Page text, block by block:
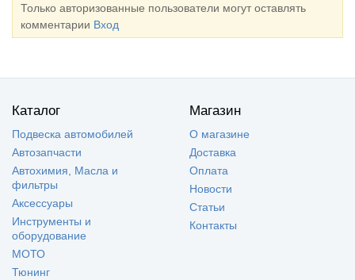
Только авторизованные пользователи могут оставлять
комментарии Вход
Каталог
Подвеска автомобилей
Автозапчасти
Автохимия, Масла и
фильтры
Аксессуары
Инструменты и
оборудование
МОТО
Тюнинг
Магазин
О магазине
Доставка
Оплата
Новости
Статьи
Контакты